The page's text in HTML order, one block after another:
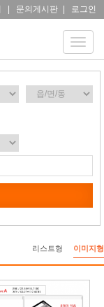
문의게시판 로그인
Toggle
리스트형 이미지형